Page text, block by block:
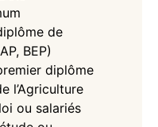
de
BEP)
diplôme
l’Agriculture
ou salariés